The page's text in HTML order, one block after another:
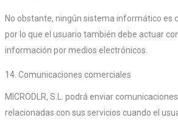
No obstante, ningún sistema informático es
por lo que el usuario también debe actuar
información por medios electrónicos.
14. Comunicaciones comerciales
MICRODLR, S.L. podrá enviar
relacionadas con sus servicios cuando el